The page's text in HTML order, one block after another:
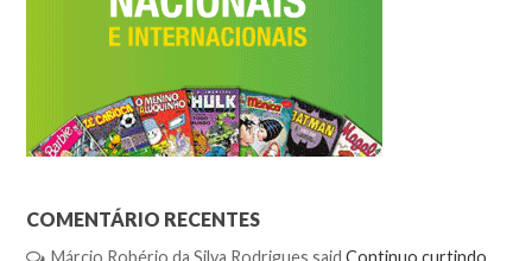
COMENTÁRIO RECENTES
Márcio Robério da Silva Rodrigues said Continuo curtindo